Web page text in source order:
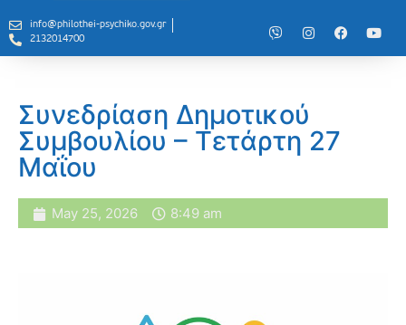
info@philothei-psychiko.gov.gr
2132014700
Συνεδρίαση Δημοτικού
Συμβουλίου – Τετάρτη 27
Μαΐου
May 25, 2026 8:49 am